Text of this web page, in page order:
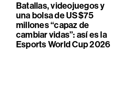
Batallas, videojuegos y
una bolsa de US$75
millones “capaz de
cambiar vidas”: así es la
Esports World Cup 2026